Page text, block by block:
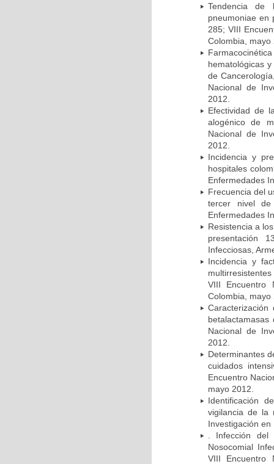
Tendencia de
pneumoniae en
285; VIII
Colombia, mayo
hematológicas
de
Nacional de
2012.
Efectividad de
alogénico de
Nacional de
2012.
Incidencia y
hospitales
Enfermedades
Frecuencia del
tercer nivel de
Enfermedades
Resistencia a
presentación
Infecciosas,
Incidencia y
VIII Encuentro
Colombia, mayo
Nacional de
2012.
Determinantes
cuidados
Encuentro
mayo 2012.
Identificación
vigilancia de la
Investigación
. Infección
Nosocomial
VIII Encuentro